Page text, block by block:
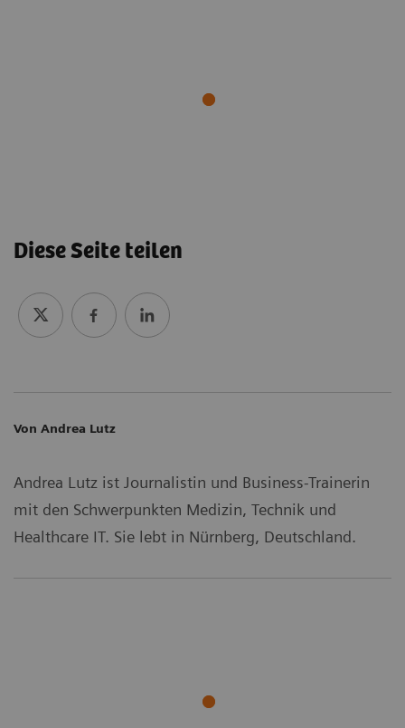
Diese Seite teilen
Von Andrea Lutz
Andrea Lutz ist Journalistin und Business-Trainerin
mit den Schwerpunkten Medizin, Technik und
Healthcare IT. Sie lebt in Nürnberg, Deutschland.